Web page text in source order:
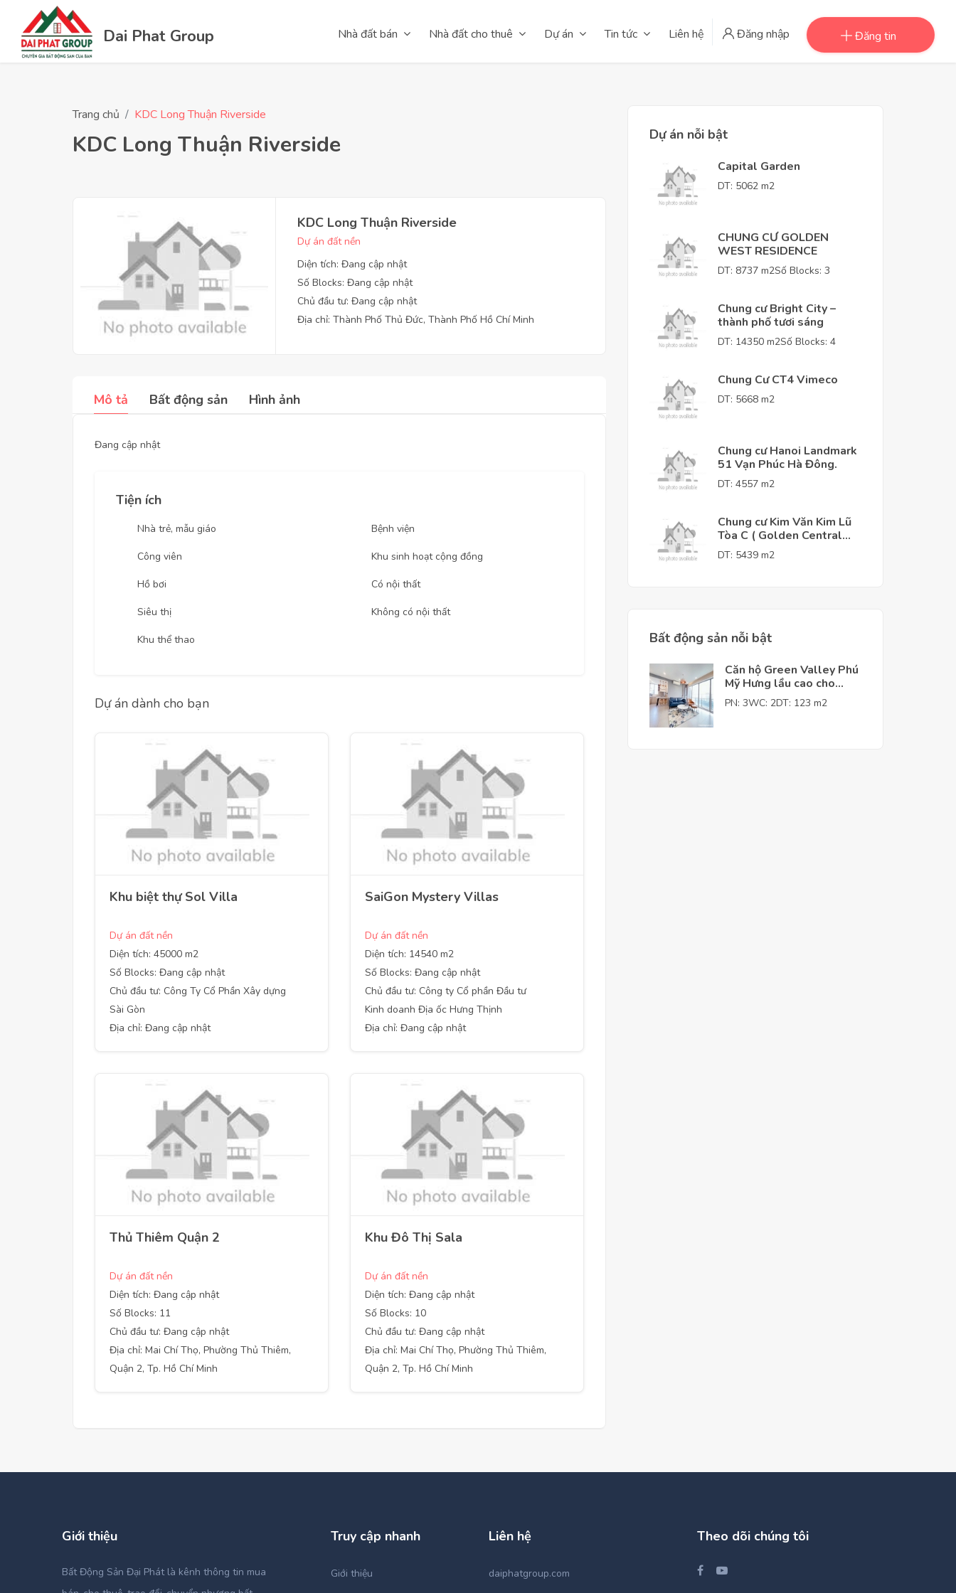
Dai Phat Group Nhà đất bán Nhà đất cho thuê Dự án Tin tức Liên hệ Đăng nhập Đăng tin
Trang chủ KDC Long Thuận Riverside
KDC Long Thuận Riverside
KDC Long Thuận Riverside
Dự án đất nền
Diện tích: Đang cập nhật
Số Blocks: Đang cập nhật
Chủ đầu tư: Đang cập nhật
Địa chỉ: Thành Phố Thủ Đức, Thành Phố Hồ Chí Minh
Mô tả Bất động sản Hình ảnh
Đang cập nhật
Tiện ích
Nhà trẻ, mẫu giáo
Công viên
Hồ bơi
Siêu thị
Khu thể thao
Bệnh viện
Khu sinh hoạt cộng đồng
Có nội thất
Không có nội thất
Dự án dành cho bạn
Khu biệt thự Sol Villa
Dự án đất nền
Diện tích: 45000 m2
Số Blocks: Đang cập nhật
Chủ đầu tư: Công Ty Cổ Phần Xây dựng
Sài Gòn
Địa chỉ: Đang cập nhật
SaiGon Mystery Villas
Dự án đất nền
Diện tích: 14540 m2
Số Blocks: Đang cập nhật
Chủ đầu tư: Công ty Cổ phần Đầu tư
Kinh doanh Địa ốc Hưng Thịnh
Địa chỉ: Đang cập nhật
Thủ Thiêm Quận 2
Dự án đất nền
Diện tích: Đang cập nhật
Số Blocks: 11
Chủ đầu tư: Đang cập nhật
Địa chỉ: Mai Chí Thọ, Phường Thủ Thiêm,
Quận 2, Tp. Hồ Chí Minh
Khu Đô Thị Sala
Dự án đất nền
Diện tích: Đang cập nhật
Số Blocks: 10
Chủ đầu tư: Đang cập nhật
Địa chỉ: Mai Chí Thọ, Phường Thủ Thiêm,
Quận 2, Tp. Hồ Chí Minh
Dự án nỗi bật
Capital Garden
DT: 5062 m2
CHUNG CƯ GOLDEN
WEST RESIDENCE
DT: 8737 m2Số Blocks: 3
Chung cư Bright City –
thành phố tươi sáng
DT: 14350 m2Số Blocks: 4
Chung Cư CT4 Vimeco
DT: 5668 m2
Chung cư Hanoi Landmark
51 Vạn Phúc Hà Đông.
DT: 4557 m2
Chung cư Kim Văn Kim Lũ
Tòa C ( Golden Central
Tower )
DT: 5439 m2
Bất động sản nỗi bật
Căn hộ Green Valley Phú
Mỹ Hưng lầu cao cho
thuê giá tốt
PN: 3WC: 2DT: 123 m2
Giới thiệu
Bất Động Sản Đại Phát là kênh thông tin mua
Truy cập nhanh
Giới thiệu
Liên hệ
daiphatgroup.com
Theo dõi chúng tôi